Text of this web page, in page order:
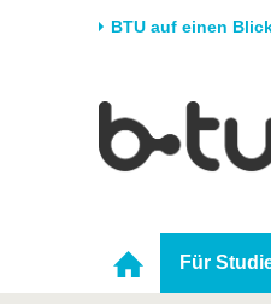
BTU auf einen
Universität
Karriere & Engagement
Partnerschaften &
Für